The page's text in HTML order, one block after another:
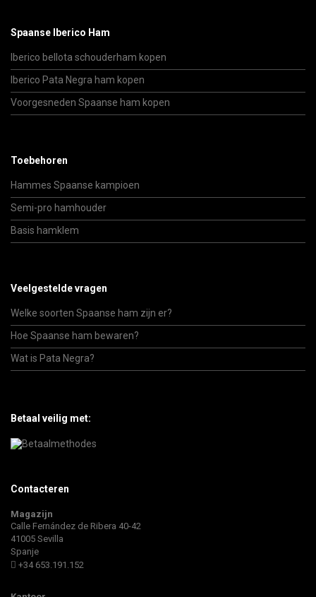
Spaanse Iberico Ham
Iberico bellota schouderham kopen
Iberico Pata Negra ham kopen
Voorgesneden Spaanse ham kopen
Toebehoren
Hammes Spaanse kampioen
Semi-pro hamhouder
Basis hamklem
Veelgestelde vragen
Welke soorten Spaanse ham zijn er?
Hoe Spaanse ham bewaren?
Wat is Pata Negra?
Betaal veilig met:
Contacteren
Magazijn
Calle Fernández de Ribera 40-42
41005 Sevilla
Spanje
+34 653.191.152